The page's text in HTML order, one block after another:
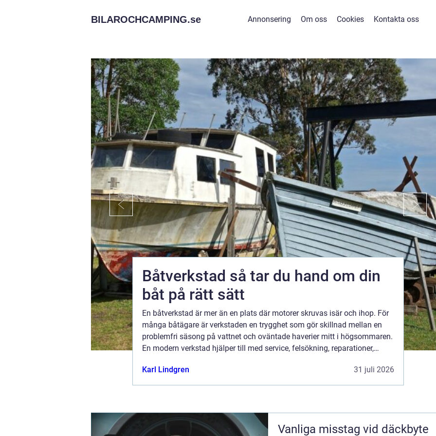
BILAROCHCAMPING.se Annonsering Om oss Cookies Kontakta oss
Båtverkstad så tar du hand om din
båt på rätt sätt
En båtverkstad är mer än en plats där motorer skruvas isär och ihop. För
många båtägare är verkstaden en trygghet som gör skillnad mellan en
problemfri säsong på vattnet och oväntade haverier mitt i högsommaren.
En modern verkstad hjälper till med service, felsökning, reparationer,
Karl Lindgren
31 juli 2026
Vanliga misstag vid däckbyte